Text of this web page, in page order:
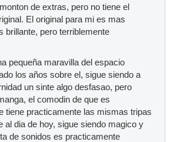
de extras, pero no tiene el
El original para mi es mas
brillante, pero terriblemente
pequeña maravilla del espacio
los años sobre el, sigue siendo a
un sinte algo desfasao, pero
el comodin de que es
tiene practicamente las mismas tripas
al dia de hoy, sigue siendo magico y
de sonidos es practicamente